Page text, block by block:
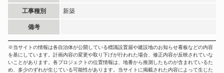
工事種別 新築
備考
※当サイトの情報は各自治体が公開している標識設置届や建設地のお知らせ看板などの内容
を基にしています。計画内容の変更や取り下げが行われた場合、修正内容が反映されていな
いことがあります。各プロジェクトの位置情報は、地番から推測したものが含まれているた
め、多少のずれが生じている可能性があります。当サイトに掲載された内容によって生じた